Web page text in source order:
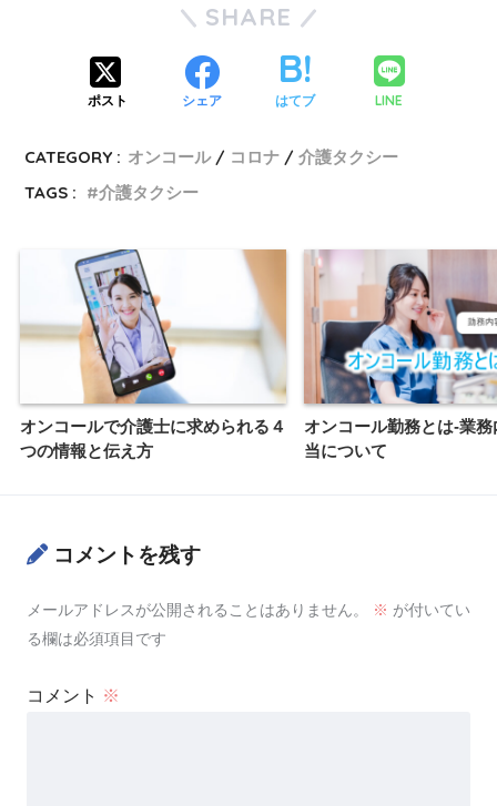
SHARE
ポスト シェア はてブ LINE
CATEGORY : オンコール コロナ
介護タクシー
TAGS :
介護タクシー
オンコールで介護士に求められる４
つの情報と伝え方
オンコール勤務とは-業務
当について
コメントを残す
メールアドレスが公開されることはありません。 ※ が付いてい
る欄は必須項目です
コメント ※